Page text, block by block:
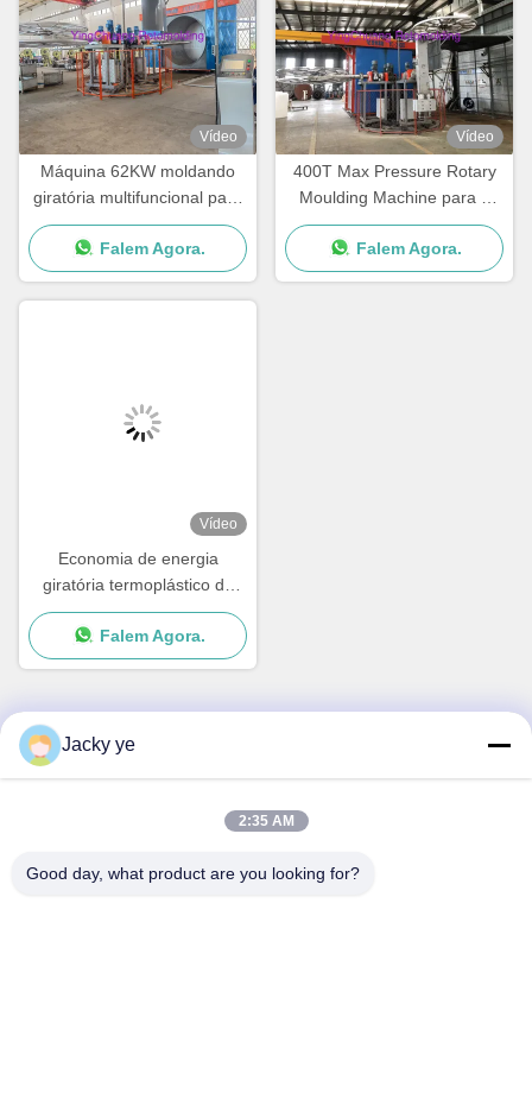
Vídeo
Máquina 62KW moldando
giratória multifuncional para
a garantia de 1 ano
Falem Agora.
Vídeo
400T Max Pressure Rotary
Moulding Machine para a
espessura do molde de 0-
50mm
Falem Agora.
Vídeo
Economia de energia
giratória termoplástico da
máquina do moldador do
sopro de ISO9001 2500L
Falem Agora.
Contato rápido
de Xinbei, cidade de Changzhou, província de Jiangsu,
Jacky ye
2:35 AM
Good day, what product are you looking for?